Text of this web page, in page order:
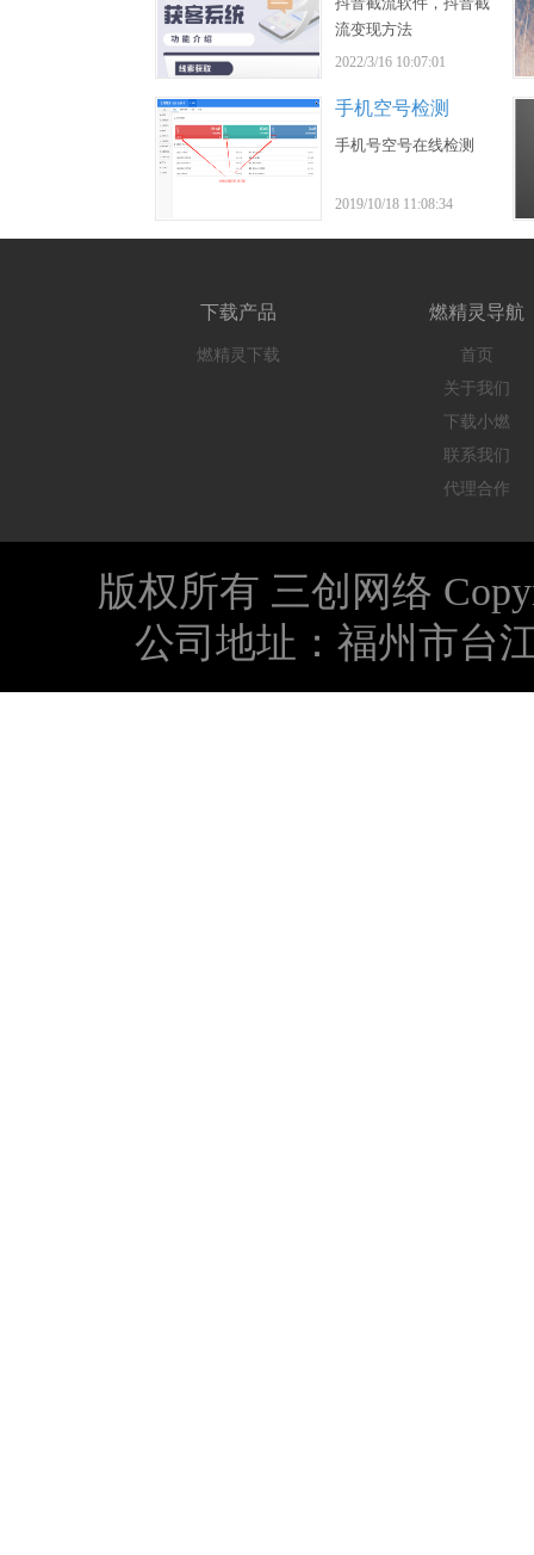
流变现方法
2022/3/16 10:07:01
手机空号检测
手机号空号在线检测
2019/10/18 11:08:34
下载产品
燃精灵下载
燃精灵导航
首页
关于我们
下载小燃
联系我们
代理合作
版权所有 三创网络
公司地址：福州市台